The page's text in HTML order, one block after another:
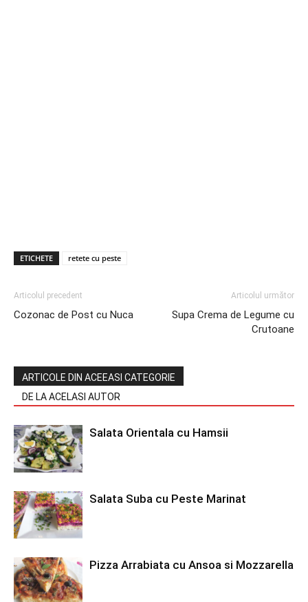
ETICHETE retete cu peste
Articolul precedent
Cozonac de Post cu Nuca
Articolul următor
Supa Crema de Legume cu
Crutoane
ARTICOLE DIN ACEEASI CATEGORIE
DE LA ACELASI AUTOR
Salata Orientala cu Hamsii
Salata Suba cu Peste Marinat
Pizza Arrabiata cu Ansoa si Mozzarella